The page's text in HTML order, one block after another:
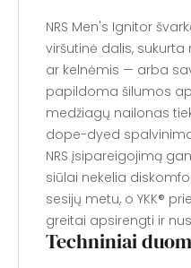
NRS Men's Ignitor
viršutinė dalis,
ar kelnėmis — arba
papildoma šilumos
medžiagų nailonas
dope-dyed
NRS įsipareigojimą
siūlai nekelia
sesijų metu, o YKK®
greitai apsirengti ir
Techniniai